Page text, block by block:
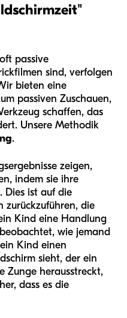
passive
sind, verfolgen
bieten eine
passiven Zuschauen,
schaffen, das
Unsere Methodik
.
zeigen,
indem sie ihre
Dies ist auf die
zurückzuführen, die
Kind eine Handlung
wie jemand
Kind einen
sieht, der ein
Zunge herausstreckt,
dass es die